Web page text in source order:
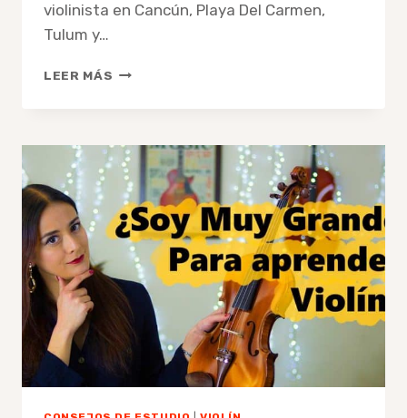
violinista en Cancún, Playa Del Carmen,
Tulum y…
LEER MÁS VIOLINISTA
CANCÚN